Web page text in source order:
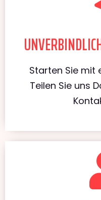
Starten Sie mit
Teilen Sie uns